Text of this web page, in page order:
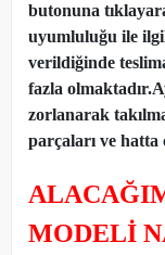
butonuna
uyumluluğu ile
verildiğinde
fazla
zorlanarak
parçaları ve hatta
MODELİ